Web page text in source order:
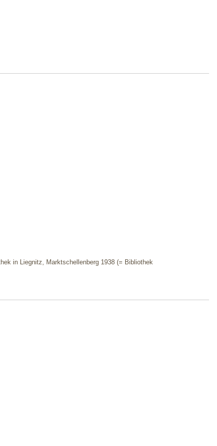
in Liegnitz, Marktschellenberg 1938 (= Bibliothek